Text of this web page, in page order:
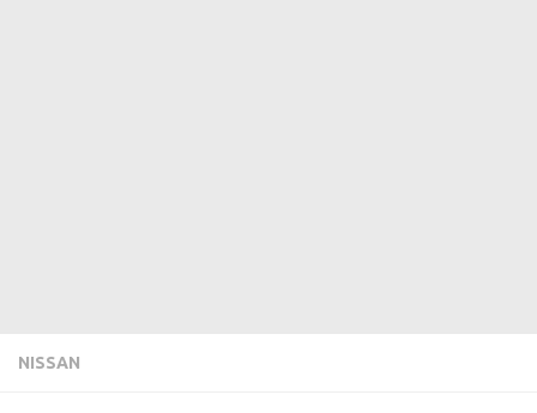
NISSAN